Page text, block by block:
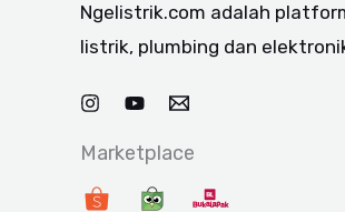
Ngelistrik.com adalah
listrik, plumbing dan
Marketplace